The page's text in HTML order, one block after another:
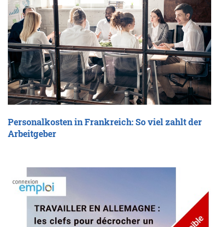
Personalkosten in Frankreich: So viel zahlt der
Arbeitgeber